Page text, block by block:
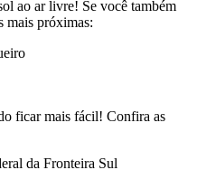
ao ar livre! Se você também
mais próximas:
ficar mais fácil! Confira as
da Fronteira Sul